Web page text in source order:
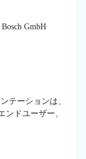
GmbH
テーションは、
ンドユーザー、